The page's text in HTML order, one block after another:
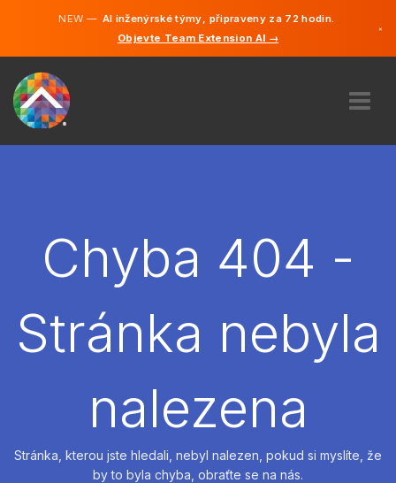
NEW —AI inženýrské týmy, připraveny za 72 hodin.
Objevte Team Extension AI →
×
NAJMOUT
CS
Angličtina
Chyba 404 -
Stránka nebyla
nalezena
Stránka, kterou jste hledali, nebyl nalezen, pokud si myslíte, že
by to byla chyba, obraťte se na nás.